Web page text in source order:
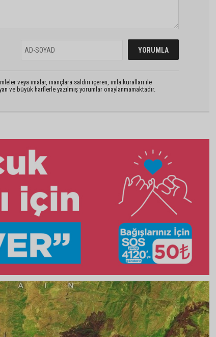
veya imalar, inançlara saldırı içeren, imla kuralları ile
ve büyük harflerle yazılmış yorumlar onaylanmamaktadır.